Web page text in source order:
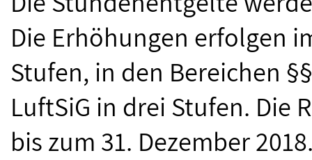
Die Erhöhungen erfolgen
Stufen, in den Bereichen
LuftSiG in drei Stufen. Die
bis zum 31. Dezember